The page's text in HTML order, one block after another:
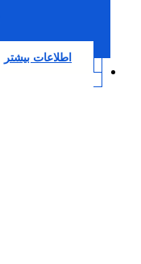
اطلاعات بیشتر